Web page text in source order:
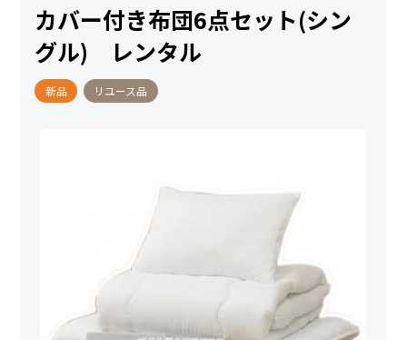
カバー付き布団6点セット(シン
グル) レンタル
新品 リユース品